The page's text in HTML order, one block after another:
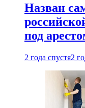
Назван
под
2 года спустя2